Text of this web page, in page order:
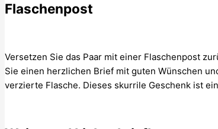
Flaschenpost
Versetzen Sie das Paar mit einer Flaschenpost
Sie einen herzlichen Brief mit guten Wünschen
verzierte Flasche. Dieses skurrile Geschenk ist